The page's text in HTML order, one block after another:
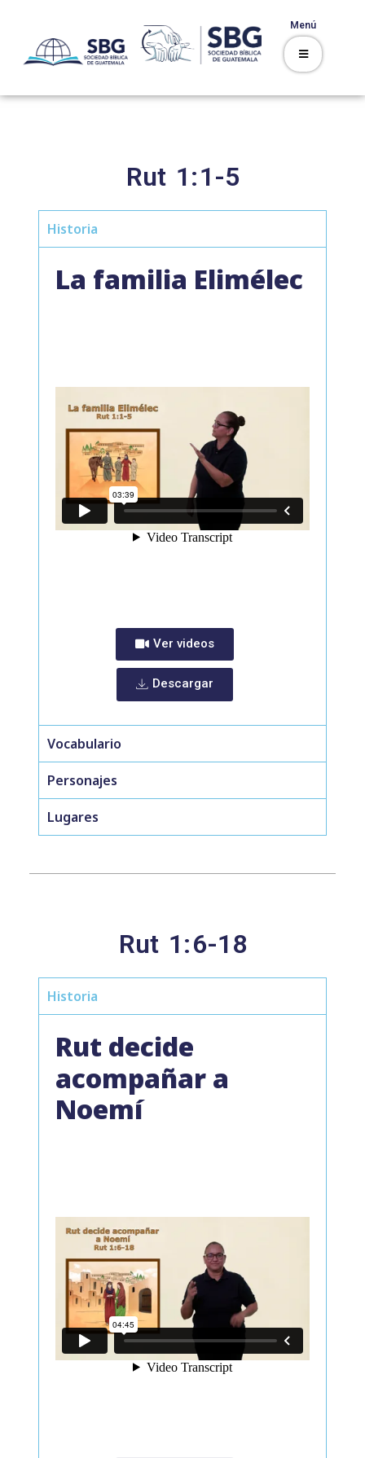
Menú
Rut 1:1-5
Historia
La familia Elimélec
Ver videos
Descargar
Vocabulario
Personajes
Lugares
Rut 1:6-18
Historia
Rut decide
acompañar a
Noemí